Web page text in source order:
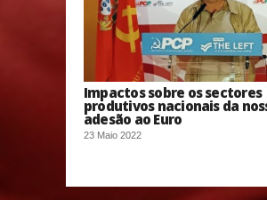
Impactos sobre os sectores
produtivos nacionais da
adesão ao Euro
23 Maio 2022